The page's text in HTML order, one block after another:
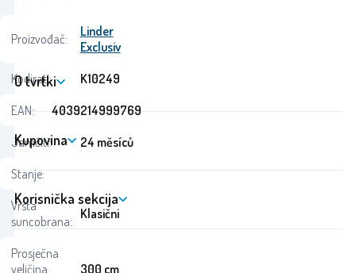
Proizvođač:
Linder
Exclusiv
Kodirati:
K10249
EAN:
4039214999769
Jamčiti:
24 měsíců
Stanje:
Vrsta
suncobrana: Klasični
Prosječna
veličina
300 cm
O tvrtki
Kupovina
Korisnička sekcija